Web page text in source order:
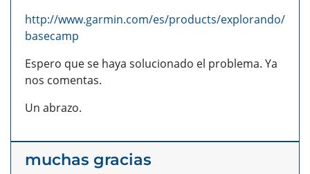
http://www.garmin.com/es/products/explorando/
basecamp
Espero que se haya solucionado el problema. Ya
nos comentas.
Un abrazo.
muchas gracias